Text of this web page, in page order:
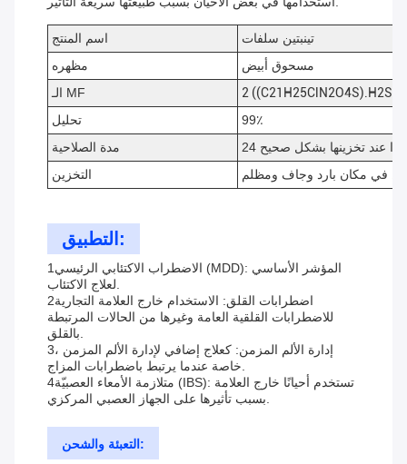
اسم المنتج
تينبتين سلفات
مظهره
مسحوق أبيض
الـ MF
2
تحليل
99٪
مدة الصلاحية
شهرًا عند تخزينها بشكل صحيح
التخزين
في مكان بارد وجاف ومظلم
التطبيق:
1الاضطراب الاكتئابي الرئيسي (MDD): المؤشر الأساسي
لعلاج الاكتئاب.
2اضطرابات القلق: الاستخدام خارج العلامة التجارية
للاضطرابات القلقية العامة وغيرها من الحالات المرتبطة
بالقلق.
3إدارة الألم المزمن: كعلاج إضافي لإدارة الألم المزمن ،
خاصة عندما يرتبط باضطرابات المزاج.
4متلازمة الأمعاء العصبيّة (IBS): تستخدم أحيانًا خارج العلامة
بسبب تأثيرها على الجهاز العصبي المركزي.
التعبئة والشحن: